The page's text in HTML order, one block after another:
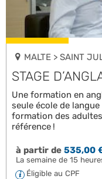
MALTE > SAINT
STAGE
Une formation en
seule école de
formation des
référence !
à partir de535,00
La semaine de 15
Éligible au CPF